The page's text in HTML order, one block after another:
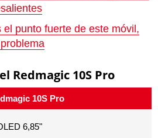
punto fuerte de este móvil,
Redmagic 10S Pro
10S Pro
6,85"